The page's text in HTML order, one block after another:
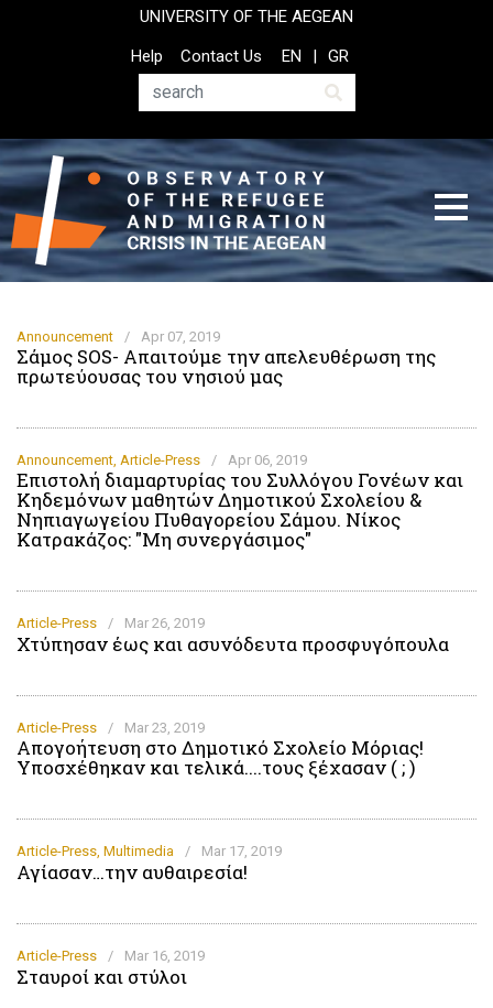
UNIVERSITY OF THE AEGEAN
Top
Header
Help
Contact Us
Search
EN GR
Announcement / Apr 07, 2019
Σάμος SOS- Απαιτούμε την απελευθέρωση της
πρωτεύουσας του νησιού μας
Announcement, Article-Press / Apr 06, 2019
Επιστολή διαμαρτυρίας του Συλλόγου Γονέων και
Κηδεμόνων μαθητών Δημοτικού Σχολείου &
Νηπιαγωγείου Πυθαγορείου Σάμου. Νίκος
Κατρακάζος: "Μη συνεργάσιμος"
Article-Press / Mar 26, 2019
Χτύπησαν έως και ασυνόδευτα προσφυγόπουλα
Article-Press / Mar 23, 2019
Απογοήτευση στο Δημοτικό Σχολείο Μόριας!
Υποσχέθηκαν και τελικά....τους ξέχασαν ( ; )
Article-Press, Multimedia / Mar 17, 2019
Αγίασαν…την αυθαιρεσία!
Article-Press / Mar 16, 2019
Σταυροί και στύλοι